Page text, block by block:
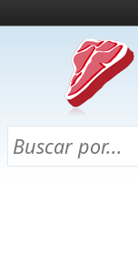
¿Qué es esto?
Directorio
Chuletas para exámenes